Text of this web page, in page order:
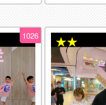
1026
★★